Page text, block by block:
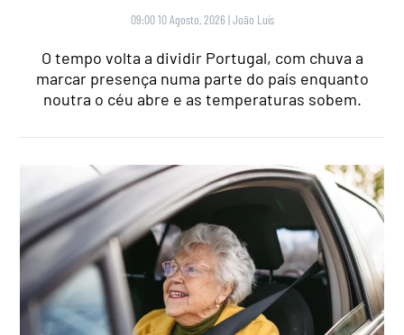
09:00 10 Agosto, 2026 |João Luís
O tempo volta a dividir Portugal, com chuva a
marcar presença numa parte do país enquanto
noutra o céu abre e as temperaturas sobem.